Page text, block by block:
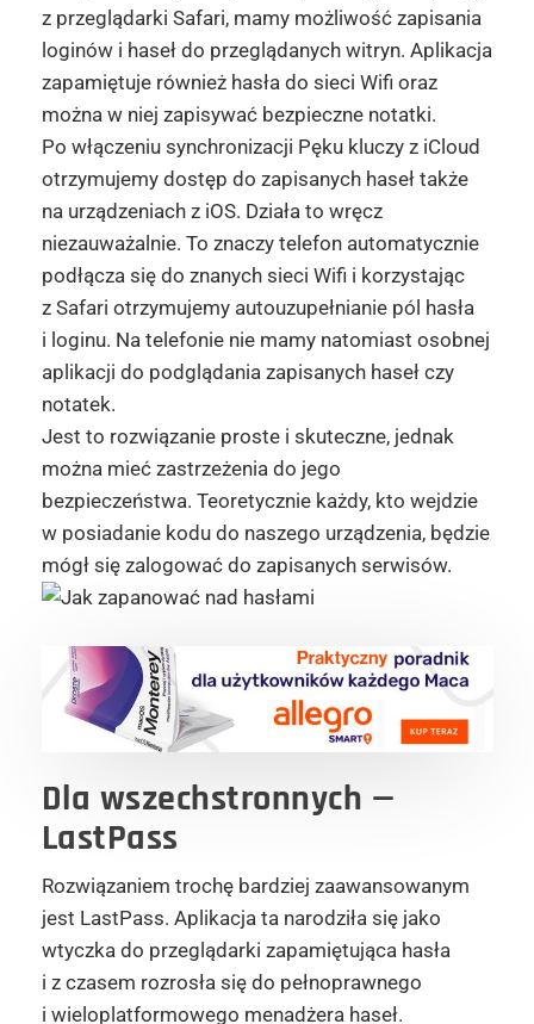
z przeglądarki Safari, mamy możliwość zapisania
loginów i haseł do przeglądanych witryn. Aplikacja
zapamiętuje również hasła do sieci Wifi oraz
można w niej zapisywać bezpieczne notatki.
Po włączeniu synchronizacji Pęku kluczy z iCloud
otrzymujemy dostęp do zapisanych haseł także
na urządzeniach z iOS. Działa to wręcz
niezauważalnie. To znaczy telefon automatycznie
podłącza się do znanych sieci Wifi i korzystając
z Safari otrzymujemy autouzupełnianie pól hasła
i loginu. Na telefonie nie mamy natomiast osobnej
aplikacji do podglądania zapisanych haseł czy
notatek.
Jest to rozwiązanie proste i skuteczne, jednak
można mieć zastrzeżenia do jego
bezpieczeństwa. Teoretycznie każdy, kto wejdzie
w posiadanie kodu do naszego urządzenia, będzie
mógł się zalogować do zapisanych serwisów.
Dla wszechstronnych —
LastPass
Rozwiązaniem trochę bardziej zaawansowanym
jest LastPass. Aplikacja ta narodziła się jako
wtyczka do przeglądarki zapamiętująca hasła
i z czasem rozrosła się do pełnoprawnego
i wieloplatformowego menadżera haseł.